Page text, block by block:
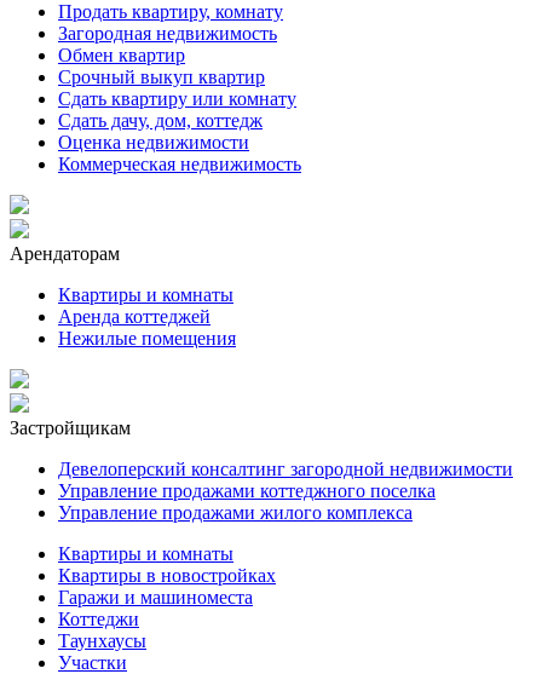
Продать квартиру, комнату
Загородная недвижимость
Обмен квартир
Срочный выкуп квартир
Сдать квартиру или комнату
Сдать дачу, дом, коттедж
Оценка недвижимости
Коммерческая недвижимость
Арендаторам
Квартиры и комнаты
Аренда коттеджей
Нежилые помещения
Застройщикам
Девелоперский консалтинг загородной недвижимости
Управление продажами коттеджного поселка
Управление продажами жилого комплекса
Квартиры и комнаты
Квартиры в новостройках
Гаражи и машиноместа
Коттеджи
Таунхаусы
Участки